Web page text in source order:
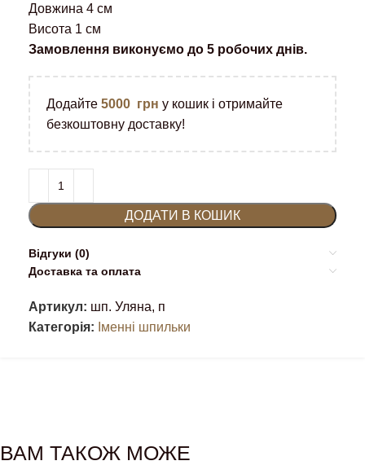
Довжина 4 см
Висота 1 см
Замовлення виконуємо до 5 робочих днів.
Додайте 5000 грн у кошик і отримайте
безкоштовну доставку!
ДОДАТИ В КОШИК
Відгуки (0)
Доставка та оплата
Артикул: шп. Уляна, п
Категорія: Іменні шпильки
ВАМ ТАКОЖ МОЖЕ